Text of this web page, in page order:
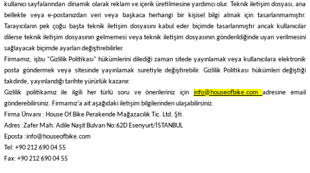
kullanıcı sayfalarından dinamik olarak reklam ve içerik üretilmesine yardımcı olur. Teknik iletişim dosyası, ana
bellekte veya e-postanızdan veri veya başkaca herhangi bir kişisel bilgi almak için tasarlanmamıştır.
Tarayıcıların pek çoğu başta teknik iletişim dosyasını kabul eder biçimde tasarlanmıştır ancak kullanıcılar
dilerse teknik iletişim dosyasının gelmemesi veya teknik iletişim dosyasının gönderildiğinde uyarı verilmesini
sağlayacak biçimde ayarları değiştirebilirler.
Firmamız, işbu "Gizlilik Politikası" hükümlerini dilediği zaman sitede yayınlamak veya kullanıcılara elektronik
posta göndermek veya sitesinde yayınlamak suretiyle değiştirebilir. Gizlilik Politikası hükümleri değiştiği
takdirde, yayınlandığı tarihte yürürlük kazanır.
Gizlilik politikamız ile ilgili her türlü soru ve önerileriniz için info@houseofbike.comadresine email
gönderebilirsiniz. Firmamız’a ait aşağıdaki iletişim bilgilerinden ulaşabilirsiniz.
Firma Ünvanı : House Of Bike Perakende Mağazacılık Tic. Ltd. Şti.
Adres :Zafer Mah. Adile Naşit Bulvarı No:62D Esenyurt/İSTANBUL
Eposta :info@houseofbike.com
Tel: +90 212 690 04 55
Fax: +90 212 690 04 55